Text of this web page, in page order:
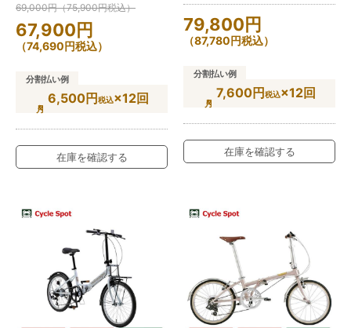
69,000円（75,900円税込）
67,900円
（74,690円税込）
分割払い例
6,500円税込×12回
在庫を確認する
79,800円
（87,780円税込）
分割払い例
7,600円税込×12回
在庫を確認する